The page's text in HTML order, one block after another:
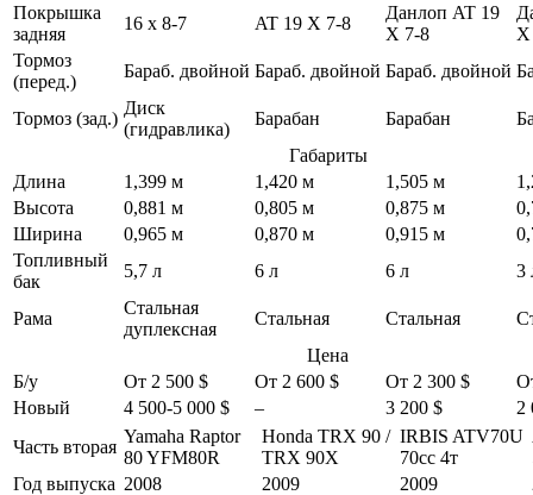
Покрышка
задняя
16 x 8-7 AT 19 X 7-8
Данлоп AT 19
X 7-8
X
Тормоз
(перед.)
Бараб. двойной Бараб. двойной Бараб. двойной
Тормоз (зад.)
Диск
(гидравлика)
Барабан Барабан
Габариты
Длина
1,399 м 1,420 м 1,505 м
Высота
0,881 м 0,805 м 0,875 м
Ширина
0,965 м 0,870 м 0,915 м
Топливный
бак
5,7 л 6 л 6 л 3
Рама
Стальная
дуплексная
Стальная Стальная
Цена
Б/у
От 2 500 $ От 2 600 $ От 2 300 $
Новый
4 500-5 000 $ – 3 200 $
2
Часть вторая
Yamaha Raptor
80 YFM80R
Honda TRX 90 /
TRX 90X
IRBIS ATV70U
70cc 4т
Год выпуска 2008 2009 2009